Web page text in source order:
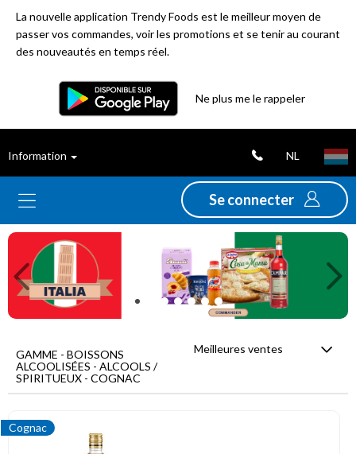
La nouvelle application Trendy Foods est le meilleur moyen de
passer vos commandes, voir les promotions et se tenir au courant
des nouveautés en temps réel.
Ne plus me le rappeler
Information NL
Se connecter
ventes
Nouveautés
Promotions
Déstockage
Menu
principal
alcoolisées
Previous
GAMME - BOISSONS
ALCOOLISÉES - ALCOOLS /
SPIRITUEUX - COGNAC
Meilleures ventes
Cognac